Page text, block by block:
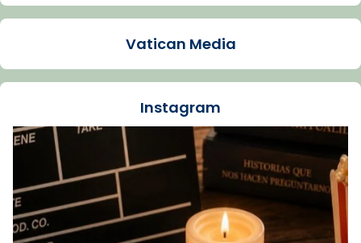
Arquebisbat de Barcelona
La Carmina va patir depressió. Fa gairebé
dos mesos, a l'Estadi Lluís Companys, la
Recupera l'entrevista comp
Vatican
tican News 👇
www.vaticannews.va/es/iglesia/news/2026-
07/carmina-historia-depresion-papa-viaje-
espana-testimoni...
Vatican Media
Instagram